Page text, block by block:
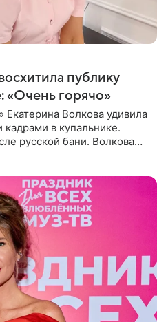
публику
«Очень горячо»
Волкова удивила
в купальнике.
русской бани. Волкова